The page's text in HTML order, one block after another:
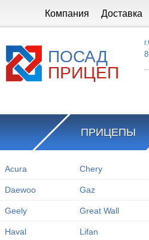
Компания Доставка
ПОСАД
ПРИЦЕП
ПРИЦЕПЫ
Acura Chery
Daewoo Gaz
Geely Great Wall
Haval Lifan